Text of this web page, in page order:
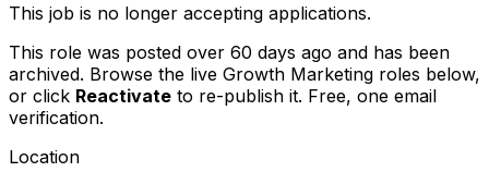
This job is no longer accepting applications.
This role was posted over 60 days ago and has been
archived. Browse the live Growth Marketing roles below,
or click Reactivate to re-publish it. Free, one email
verification.
Location